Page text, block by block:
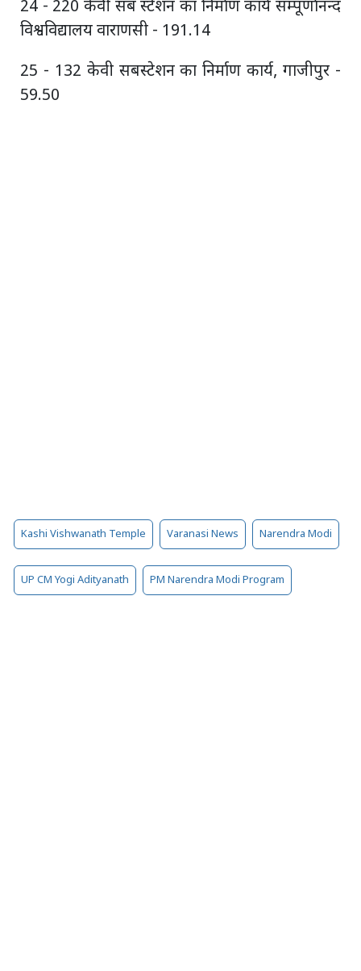
24 - 220 केवी सब स्टेशन का निर्माण कार्य सम्पूर्णानन्द
विश्वविद्यालय वाराणसी - 191.14
25 - 132 केवी सबस्टेशन का निर्माण कार्य, गाजीपुर -
59.50
Kashi Vishwanath Temple Varanasi News Narendra Modi
UP CM Yogi Adityanath PM Narendra Modi Program